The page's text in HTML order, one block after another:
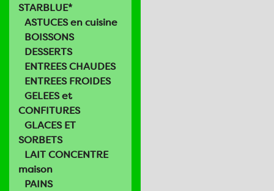
STARBLUE*
ASTUCES en cuisine
BOISSONS
DESSERTS
ENTREES CHAUDES
ENTREES FROIDES
GELEES et
CONFITURES
GLACES ET
SORBETS
LAIT CONCENTRE
maison
PAINS